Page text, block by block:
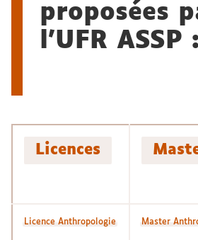
proposées
l'UFR ASSP :
Licences
Licence Anthropologie Master